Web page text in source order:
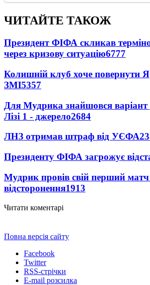
ЧИТАЙТЕ ТАКОЖ
Президент ФІФА скликав
через кризову ситуацію6777
Колишній клуб хоче повернути
ЗМІ5357
Для Мудрика знайшовся варіант
Лізі 1 - джерело2684
ЛНЗ отримав штраф від УЄФА
Президенту ФІФА загрожує
Мудрик провів свій перший матч
відсторонення1913
Читати коментарі
Повна версія сайту
Facebook
Twitter
RSS-стрічки
E-mail розсилка